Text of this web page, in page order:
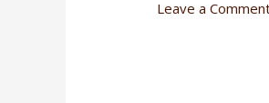
Leave a